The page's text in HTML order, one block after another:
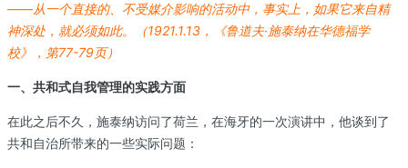
——从一个直接的、不受媒介影响的活动中，事实上，如果它来自精
神深处，就必须如此。（1921.1.13，《鲁道夫·施泰纳在华德福学
校》，第77-79页）
一、共和式自我管理的实践方面
在此之后不久，施泰纳访问了荷兰，在海牙的一次演讲中，他谈到了
共和自治所带来的一些实际问题：